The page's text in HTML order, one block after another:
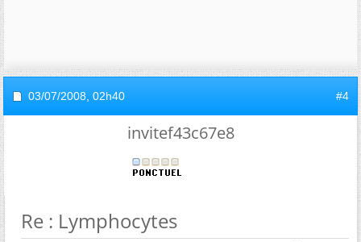
03/07/2008, 02h40 #4
invitef43c67e8
Re : Lymphocytes